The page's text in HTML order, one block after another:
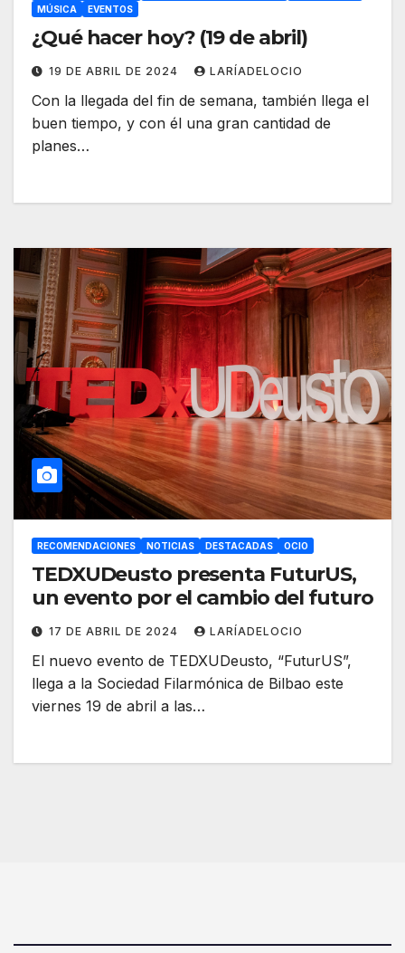
MÚSICA
EVENTOS
¿Qué hacer hoy? (19 de abril)
19 DE ABRIL DE 2024 LARÍADELOCIO
Con la llegada del fin de semana, también llega el
buen tiempo, y con él una gran cantidad de
planes…
RECOMENDACIONES NOTICIAS DESTACADAS OCIO
TEDXUDeusto presenta FuturUS,
un evento por el cambio del futuro
17 DE ABRIL DE 2024 LARÍADELOCIO
El nuevo evento de TEDXUDeusto, “FuturUS”,
llega a la Sociedad Filarmónica de Bilbao este
viernes 19 de abril a las…